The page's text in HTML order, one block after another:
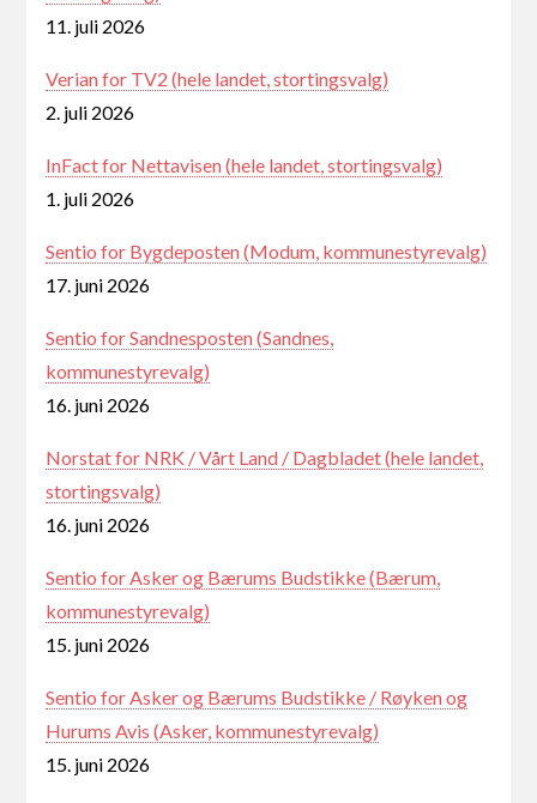
11. juli 2026
Verian for TV2 (hele landet, stortingsvalg)
2. juli 2026
InFact for Nettavisen (hele landet, stortingsvalg)
1. juli 2026
Sentio for Bygdeposten (Modum, kommunestyrevalg)
17. juni 2026
Sentio for Sandnesposten (Sandnes,
kommunestyrevalg)
16. juni 2026
Norstat for NRK / Vårt Land / Dagbladet (hele landet,
stortingsvalg)
16. juni 2026
Sentio for Asker og Bærums Budstikke (Bærum,
kommunestyrevalg)
15. juni 2026
Sentio for Asker og Bærums Budstikke / Røyken og
Hurums Avis (Asker, kommunestyrevalg)
15. juni 2026